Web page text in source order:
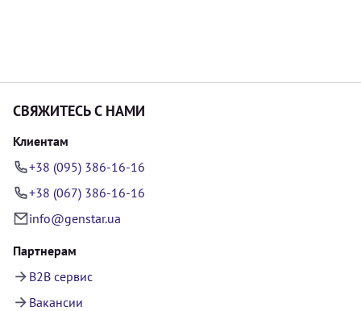
СВЯЖИТЕСЬ С НАМИ
Клиентам
+38 (095) 386-16-16
+38 (067) 386-16-16
info@genstar.ua
Партнерам
B2B сервис
Вакансии